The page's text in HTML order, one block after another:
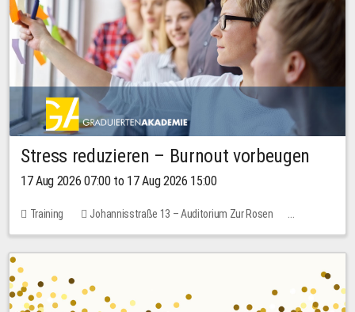
Stress reduzieren – Burnout vorbeugen
17 Aug 2026 07:00 to 17 Aug 2026 15:00
Training
Johannisstraße 13 – Auditorium Zur Rosen
1 place
10.00 EUR